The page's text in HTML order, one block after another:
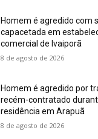
Homem é agredido com
capacetada em
comercial de Ivaiporã
8 de agosto de 2026
Homem é agredido por
recém-contratado
residência em Arapuã
8 de agosto de 2026